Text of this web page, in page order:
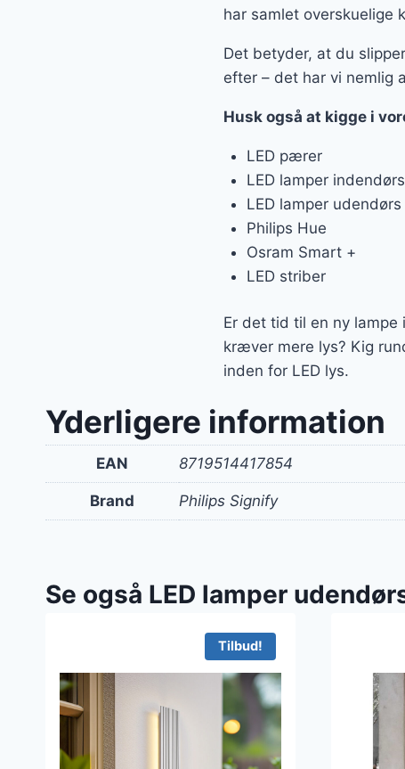
har samlet overskuelige
Det betyder, at du
efter – det har vi nemlig
Husk også at kigge i
LED pærer
LED lamper indendørs
LED lamper udendørs
Philips Hue
Osram Smart +
LED striber
Er det tid til en ny
kræver mere lys? Kig
inden for LED lys.
Yderligere information
EAN 8719514417854
Brand Philips Signify
Se også LED lamper
Tilbud!